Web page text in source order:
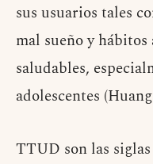
sus usuarios tales
mal sueño y
saludables,
adolescentes
TTUD son las